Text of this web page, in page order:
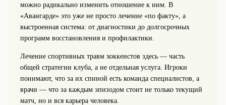
можно радикально изменить отношение к ним. В
«Авангарде» это уже не просто лечение «по факту», а
выстроенная система: от диагностики до долгосрочных
программ восстановления и профилактики.
Лечение спортивных травм хоккеистов здесь — часть
общей стратегии клуба, а не отдельная услуга. Игроки
понимают, что за их спиной есть команда специалистов, а
врачи — что за каждым эпизодом стоит не только текущий
матч, но и вся карьера человека.